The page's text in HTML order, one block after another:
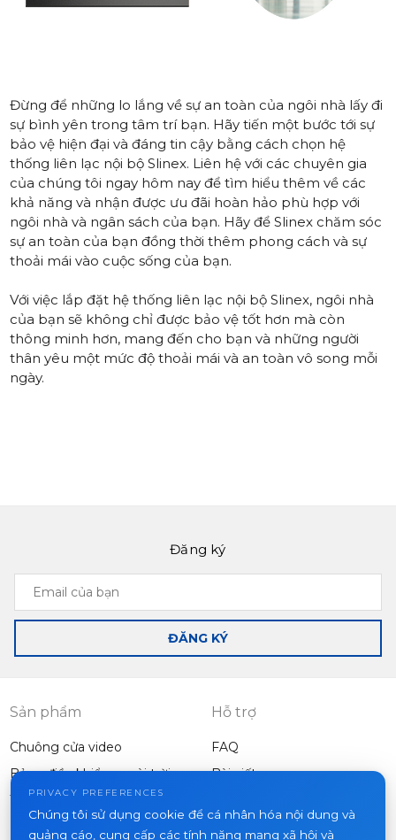
Đừng để những lo lắng về sự an toàn của ngôi nhà lấy đi
sự bình yên trong tâm trí bạn. Hãy tiến một bước tới sự
bảo vệ hiện đại và đáng tin cậy bằng cách chọn hệ
thống liên lạc nội bộ Slinex. Liên hệ với các chuyên gia
của chúng tôi ngay hôm nay để tìm hiểu thêm về các
khả năng và nhận được ưu đãi hoàn hảo phù hợp với
ngôi nhà và ngân sách của bạn. Hãy để Slinex chăm sóc
sự an toàn của bạn đồng thời thêm phong cách và sự
thoải mái vào cuộc sống của bạn.
Với việc lắp đặt hệ thống liên lạc nội bộ Slinex, ngôi nhà
của bạn sẽ không chỉ được bảo vệ tốt hơn mà còn
thông minh hơn, mang đến cho bạn và những người
thân yêu một mức độ thoải mái và an toàn vô song mỗi
ngày.
Đăng ký
Email
của
bạn
ĐĂNG KÝ
Sản phẩm
Chuông cửa video
Bảng điều khiển ngoài trời
Thiết bị khác
Hỗ trợ
FAQ
Bài viết
Dự án
PRIVACY PREFERENCES
Chúng tôi sử dụng cookie để cá nhân hóa nội dung và
quảng cáo, cung cấp các tính năng mạng xã hội và